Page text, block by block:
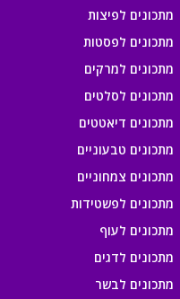
מתכונים לפיצות
מתכונים לפסטות
מתכונים למרקים
מתכונים לסלטים
מתכונים דיאטטים
מתכונים טבעוניים
מתכונים צמחוניים
מתכונים לפשטידות
מתכונים לעוף
מתכונים לדגים
מתכונים לבשר